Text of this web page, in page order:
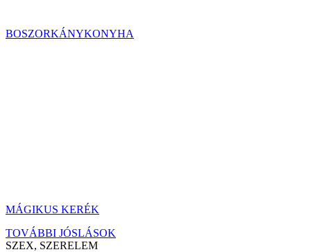
BOSZORKÁNYKONYHA
MÁGIKUS KERÉK
TOVÁBBI JÓSLÁSOK
SZEX, SZERELEM